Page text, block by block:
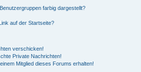
farbig dargestellt?
auf der Startseite?
verschicken!
Private Nachrichten!
Mitglied dieses Forums erhalten!